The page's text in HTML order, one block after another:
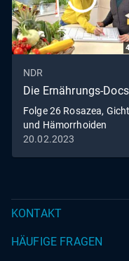
NDR
Die Ernährungs-Docs
Folge 26 Rosazea, Gicht
und Hämorrhoiden
20.02.2023
KONTAKT
HÄUFIGE FRAGEN